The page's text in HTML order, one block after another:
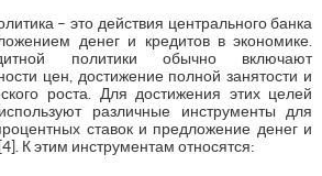
– это действия центрального банка
денег и кредитов в экономике.
политики обычно включают
цен, достижение полной занятости и
роста. Для достижения этих целей
различные инструменты для
ставок и предложение денег и
К этим инструментам относятся: